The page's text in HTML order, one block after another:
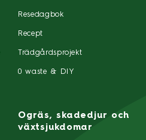
Resedagbok
Recept
Trädgårdsprojekt
0 waste & DIY
Ogräs, skadedjur och
växtsjukdomar